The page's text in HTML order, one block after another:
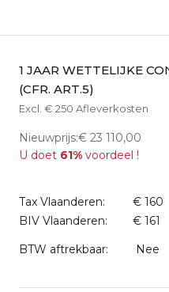
1 JAAR WETTELIJKE
(CFR. ART.5)
Excl. € 250 Afleverkosten
Nieuwprijs:€ 23 110,00
U doet 61% voordeel !
Tax Vlaanderen:
€ 160
BIV Vlaanderen:
€ 161
BTW aftrekbaar:
Nee